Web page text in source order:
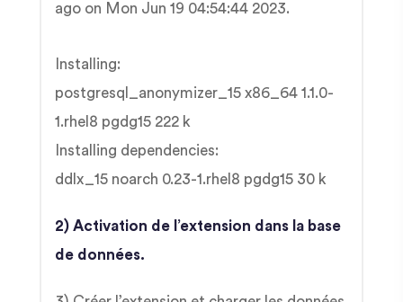
ago on Mon Jun 19 04:54:44 2023.
Installing:
postgresql_anonymizer_15 x86_64 1.1.0-
1.rhel8 pgdg15 222 k
Installing dependencies:
ddlx_15 noarch 0.23-1.rhel8 pgdg15 30 k
2) Activation de l’extension dans la base
de données.